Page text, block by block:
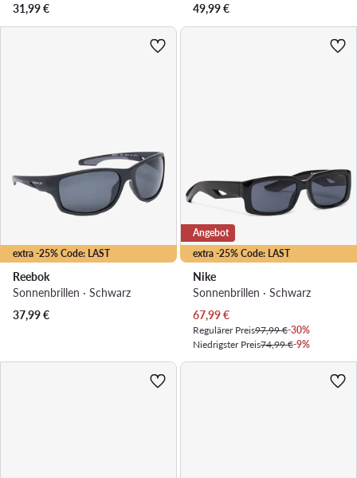
31,99€
49,99€
extra -25% Code: LAST
Reebok
Sonnenbrillen · Schwarz
37,99€
extra -25% Code: LAST
Angebot
Nike
Sonnenbrillen · Schwarz
Aktueller Preis
67,99€
Regulärer Preis97,99 €-30%
Niedrigster Preis74,99 €-9%